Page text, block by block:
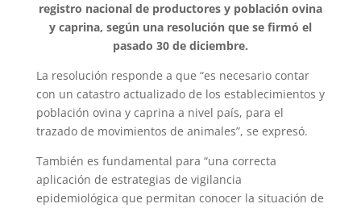
registro nacional de productores y población ovina
y caprina, según una resolución que se firmó el
pasado 30 de diciembre.
La resolución responde a que “es necesario contar
con un catastro actualizado de los establecimientos y
población ovina y caprina a nivel país, para el
trazado de movimientos de animales”, se expresó.
También es fundamental para “una correcta
aplicación de estrategias de vigilancia
epidemiológica que permitan conocer la situación de